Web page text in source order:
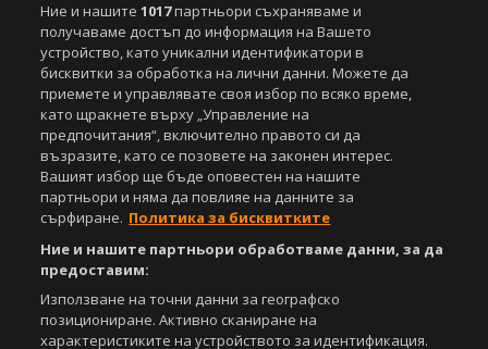
За нас Екип За рекламa
Общи условия
Етични правила на НСС
Лични данни
Управление на предпочитания
Съдържанието на този уеб сайт и технологиите, използвани в него, са
под закрила на Закона за авторското право и сродните му права.
Всички статии, репортажи, интервюта и други текстови, графични и
видео материали, публикувани в сайта, са собственост на Агенция
Спортал, освен ако изрично е посочено друго. Допуска се
публикуване на текстови материали само след писмено съгласие на
Агенция Спортал, посочване на източника и добавяне на линк към
www.sportal.bg. Използването на графични и видео материали,
публикувани в сайта, е строго забранено. Нарушителите ще бъдат
санкционирани с цялата строгост на закона.
СвалиБЕЗПЛАТНОТОприложение за:
Ние и нашите1017партньори съхраняваме и
получаваме достъп до информация на Вашето
устройство, като уникални идентификатори в
бисквитки за обработка на лични данни. Можете да
приемете и управлявате своя избор по всяко време,
като щракнете върху „Управление на
предпочитания“, включително правото си да
възразите, като се позовете на законен интерес.
Вашият избор ще бъде оповестен на нашите
партньори и няма да повлияе на данните за
сърфиране. Политика за бисквитките
Ние и нашите партньори обработваме данни, за да
предоставим:
Използване на точни данни за географско
позициониране. Активно сканиране на
характеристиките на устройството за идентификация.